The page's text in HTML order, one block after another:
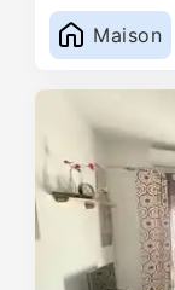
Maison